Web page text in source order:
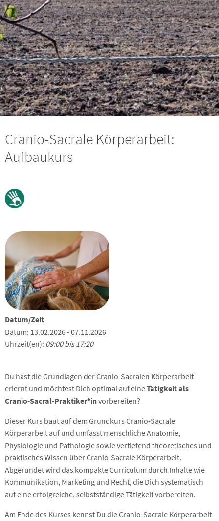
Cranio-Sacrale Körperarbeit:
Aufbaukurs
Datum/Zeit
Datum: 13.02.2026 - 07.11.2026
Uhrzeit(en): 09:00 bis 17:20
Du hast die Grundlagen der Cranio-Sacralen Körperarbeit
erlernt und möchtest Dich optimal auf eineTätigkeit als
Cranio-Sacral-Praktiker*invorbereiten?
Dieser Kurs baut auf dem Grundkurs Cranio-Sacrale
Körperarbeit auf und umfasst menschliche Anatomie,
Physiologie und Pathologie sowie vertiefend theoretisches und
praktisches Wissen über Cranio-Sacrale Körperarbeit.
Abgerundet wird das kompakte Curriculum durch Inhalte wie
Kommunikation, Marketing und Recht, die Dich systematisch
auf eine erfolgreiche, selbstständige Tätigkeit vorbereiten.
Am Ende des Kurses kennst Du die Cranio-Sacrale Körperarbeit